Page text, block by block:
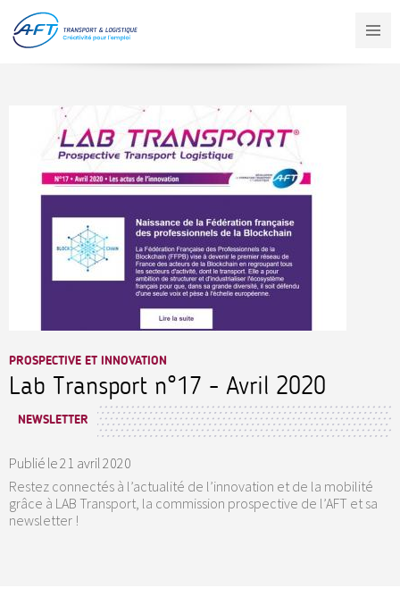
contenu
principal
PROSPECTIVE ET INNOVATION
Lab Transport n°17 - Avril 2020
NEWSLETTER
Publié le21 avril 2020
Restez connectés à l’actualité de l’innovation et de la mobilité
grâce à LAB Transport, la commission prospective de l’AFT et sa
newsletter !